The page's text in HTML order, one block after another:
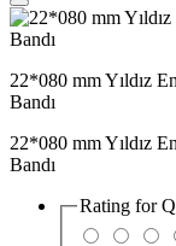
22*080 mm Yıldız
Bandı
22*080 mm Yıldız
Bandı
Rating for